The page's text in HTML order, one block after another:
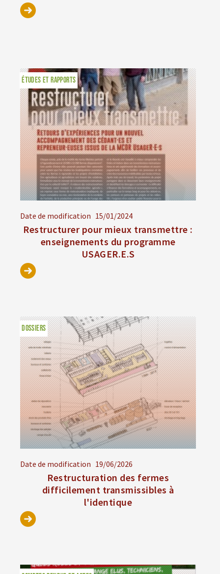
Date de modification 15/01/2024
Restructurer pour mieux transmettre :
enseignements du programme
USAGER.E.S
ÉTUDES ET RAPPORTS
Date de modification 19/06/2026
Restructuration des fermes
difficilement transmissibles à
l'identique
DOSSIERS